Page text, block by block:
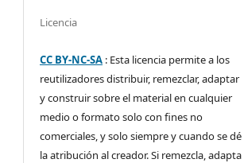
Licencia
CC BY-NC-SA : Esta licencia permite a los
reutilizadores distribuir, remezclar, adaptar
y construir sobre el material en cualquier
medio o formato solo con fines no
comerciales, y solo siempre y cuando se dé
la atribución al creador. Si remezcla, adapta